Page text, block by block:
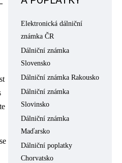
Elektronická dálniční
známka ČR
Dálniční známka
Slovensko
Dálniční známka Rakousko
Dálniční známka
Slovinsko
Dálniční známka
Maďarsko
Dálniční poplatky
Chorvatsko